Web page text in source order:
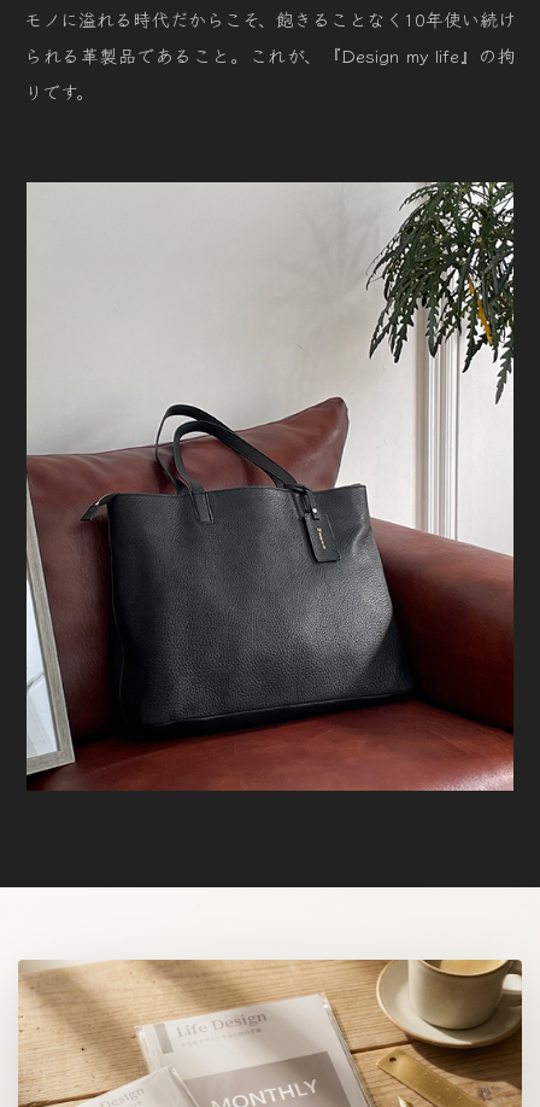
モノに溢れる時代だからこそ、飽きることなく10年使い続け
られる革製品であること。これが、『Design my life』の拘
りです。